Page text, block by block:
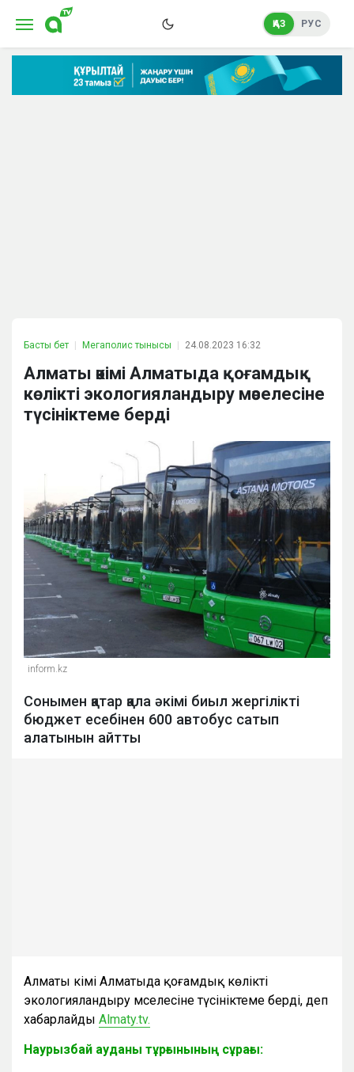
ҚАЗ РУС
Басты бет Мегаполис тынысы 24.08.2023 16:32
Алматы әкімі Алматыда қоғамдық
көлікті экологияландыру мәселесіне
түсініктеме берді
inform.kz
Сонымен қатар қала әкімі биыл жергілікті
бюджет есебінен 600 автобус сатып
алатынын айтты
Алматы әкімі Алматыда қоғамдық көлікті
экологияландыру мәселесіне түсініктеме берді, деп
хабарлайды Almaty.tv.
Наурызбай ауданы тұрғынының сұрағы: